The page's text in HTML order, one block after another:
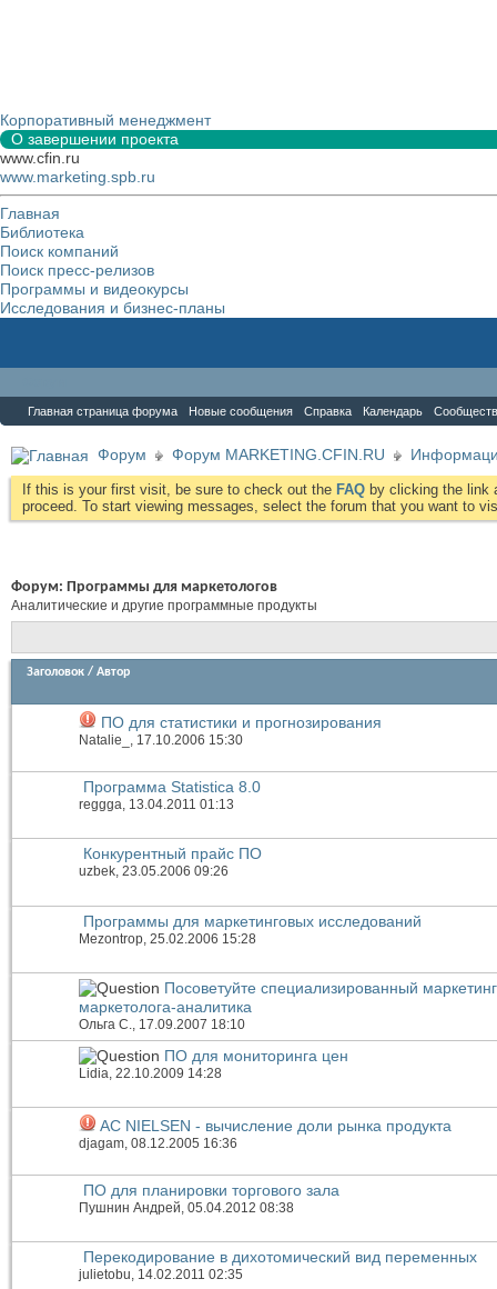
Корпоративный менеджмент
О завершении проекта
www.cfin.ru
www.marketing.spb.ru
Главная
Библиотека
Поиск компаний
Поиск пресс-релизов
Программы и видеокурсы
Исследования и бизнес-планы
Главная страница форума Новые сообщения Справка Календарь
Форум Форум MARKETING.CFIN.RU
If this is your first visit, be sure to check out the FAQ by clicking the link
proceed. To start viewing messages, select the forum that you want to
Форум: Программы для маркетологов
Аналитические и другие программные продукты
Заголовок / Автор
ПО для статистики и прогнозирования
Natalie_ , 17.10.2006 15:30
Программа Statistica 8.0
reggga, 13.04.2011 01:13
Конкурентный прайс ПО
uzbek, 23.05.2006 09:26
Программы для маркетинговых исследований
Mezontrop , 25.02.2006 15:28
Посоветуйте специализированный
маркетолога-аналитика
Ольга С., 17.09.2007 18:10
ПО для мониторинга цен
Lidia , 22.10.2009 14:28
AC NIELSEN - вычисление доли рынка продукта
djagam, 08.12.2005 16:36
ПО для планировки торгового зала
Пушнин Андрей , 05.04.2012 08:38
Перекодирование в дихотомический вид переменных
julietobu, 14.02.2011 02:35